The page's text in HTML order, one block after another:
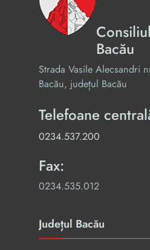
Bacău
Strada Vasile Alecsandri
Bacău, județul Bacău
Telefoane
0234.537.200
Fax:
0234.535.012
Județul Bacău